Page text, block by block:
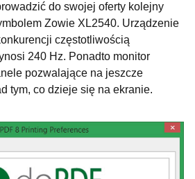
do swojej oferty kolejny
Zowie XL2540. Urządzenie
częstotliwością
240 Hz. Ponadto monitor
pozwalające na jeszcze
tym, co dzieje się na ekranie.